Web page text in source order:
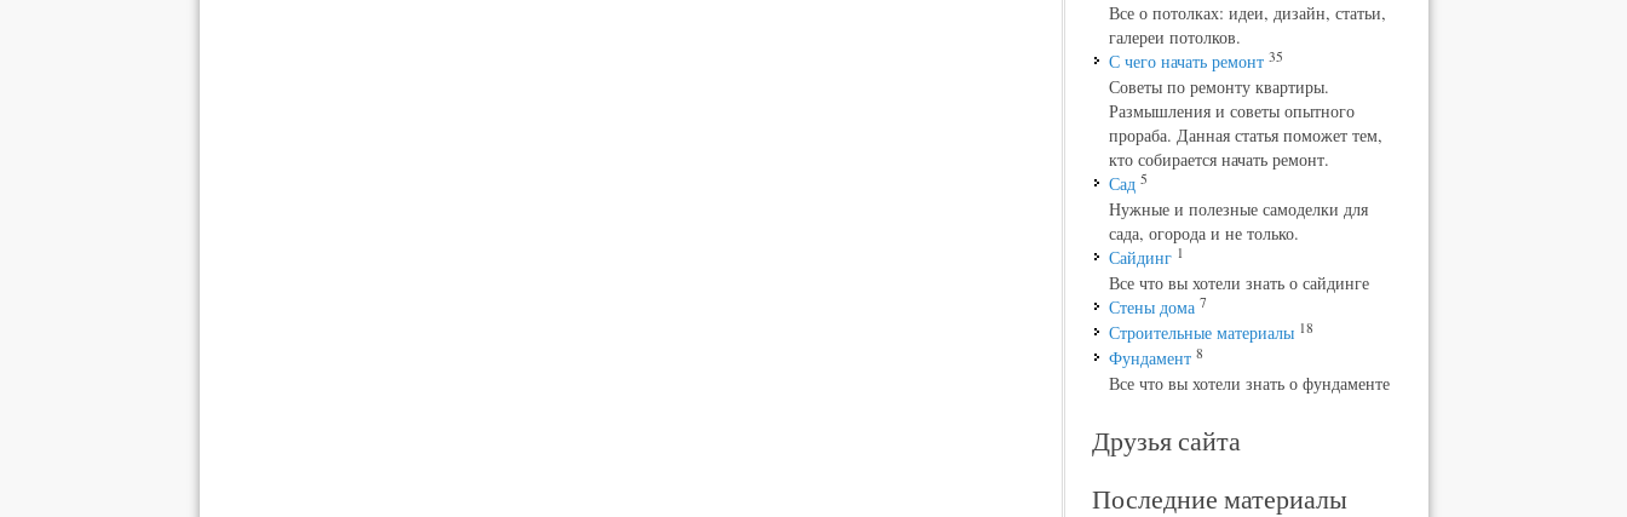
Все о потолках: идеи, дизайн, статьи,
галереи потолков.
С чего начать ремонт 35
Советы по ремонту квартиры.
Размышления и советы опытного
прораба. Данная статья поможет тем,
кто собирается начать ремонт.
Сад 5
Нужные и полезные самоделки для
сада, огорода и не только.
Сайдинг 1
Все что вы хотели знать о сайдинге
Стены дома 7
Строительные материалы 18
Фундамент 8
Все что вы хотели знать о фундаменте
Друзья сайта
Последние материалы